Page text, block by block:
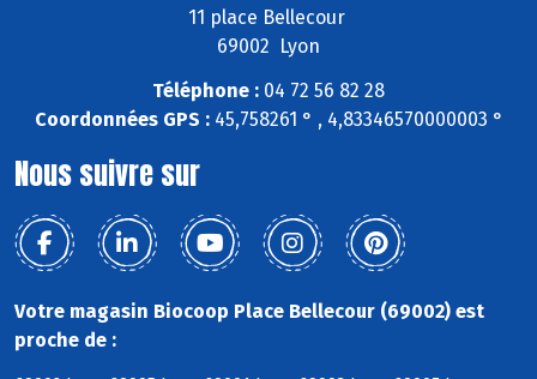
11 place Bellecour
69002 Lyon
Téléphone : 04 72 56 82 28
Coordonnées GPS :45,758261 ° , 4,83346570000003 °
Nous suivre sur
Votre magasin Biocoop Place Bellecour (69002) est
proche de :